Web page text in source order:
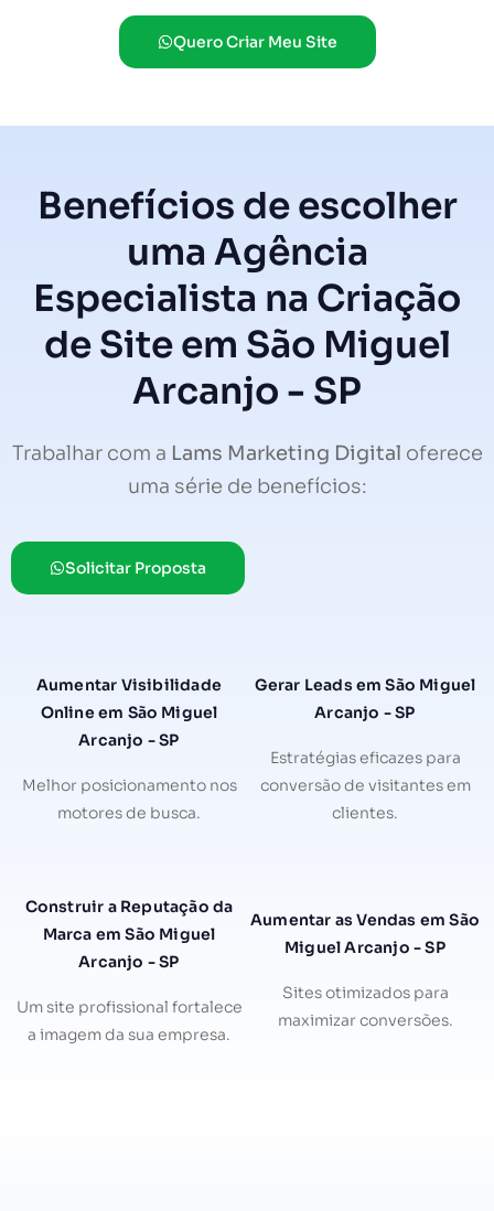
Quero Criar Meu Site
Benefícios de escolher
uma Agência
Especialista na Criação
de Site em São Miguel
Arcanjo - SP
Trabalhar com a Lams Marketing Digital oferece
uma série de benefícios:
Solicitar Proposta
Aumentar Visibilidade
Online em São Miguel
Arcanjo - SP
Melhor posicionamento nos
motores de busca.
Gerar Leads em São Miguel
Arcanjo - SP
Estratégias eficazes para
conversão de visitantes em
clientes.
Construir a Reputação da
Marca em São Miguel
Arcanjo - SP
Um site profissional fortalece
a imagem da sua empresa.
Aumentar as Vendas em São
Miguel Arcanjo - SP
Sites otimizados para
maximizar conversões.